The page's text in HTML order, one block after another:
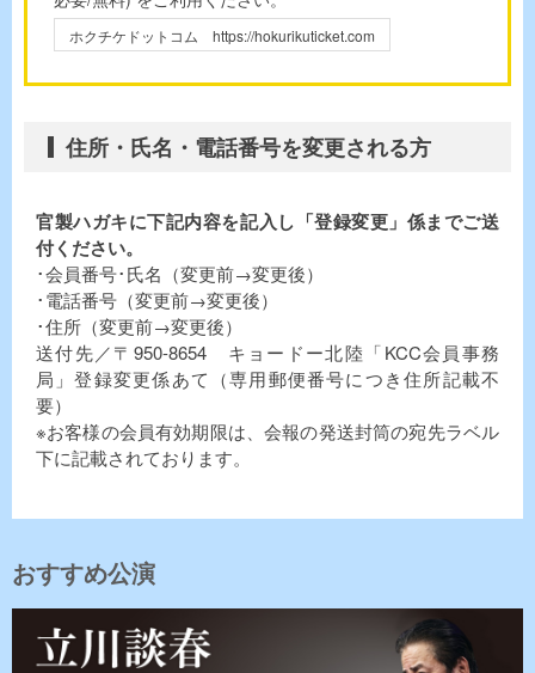
ホクチケドットコム https://hokurikuticket.com
住所・氏名・電話番号を変更される方
官製ハガキに下記内容を記入し「登録変更」係までご送
付ください。
･会員番号･氏名（変更前→変更後）
･電話番号（変更前→変更後）
･住所（変更前→変更後）
送付先／〒950-8654 キョードー北陸「KCC会員事務
局」登録変更係あて（専用郵便番号につき住所記載不
要）
※お客様の会員有効期限は、会報の発送封筒の宛先ラベル
下に記載されております。
おすすめ公演